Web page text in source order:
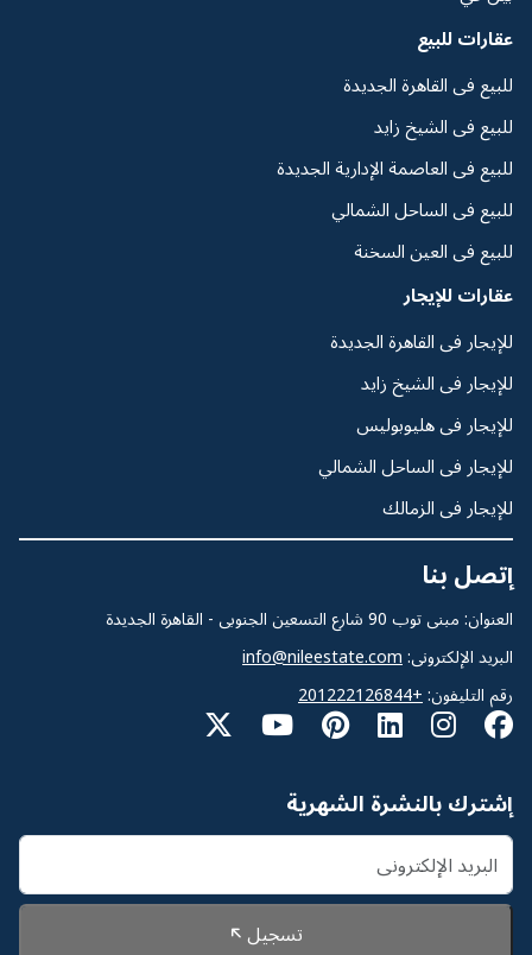
عقارات للبيع
للبيع فى القاهرة الجديدة
للبيع فى الشيخ زايد
للبيع فى العاصمة الإدارية الجديدة
للبيع فى الساحل الشمالي
للبيع فى العين السخنة
عقارات للإيجار
للإيجار فى القاهرة الجديدة
للإيجار فى الشيخ زايد
للإيجار فى هليوبوليس
للإيجار فى الساحل الشمالي
للإيجار فى الزمالك
إتصل بنا
العنوان: مبنى توب 90 شارع التسعين الجنوبى - القاهرة الجديدة
البريد الإلكترونى: info@nileestate.com
رقم التليفون: +201222126844
إشترك بالنشرة الشهرية
تسجيل